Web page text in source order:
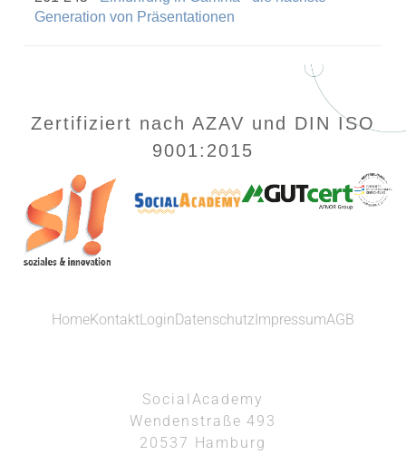
Generation von Präsentationen
Zertifiziert nach AZAV und DIN ISO
9001:2015
HomeKontaktLoginDatenschutzImpressumAGB
SocialAcademy
Wendenstraße 493
20537 Hamburg